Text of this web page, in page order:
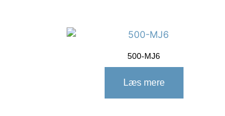
500-MJ6
Læs mere